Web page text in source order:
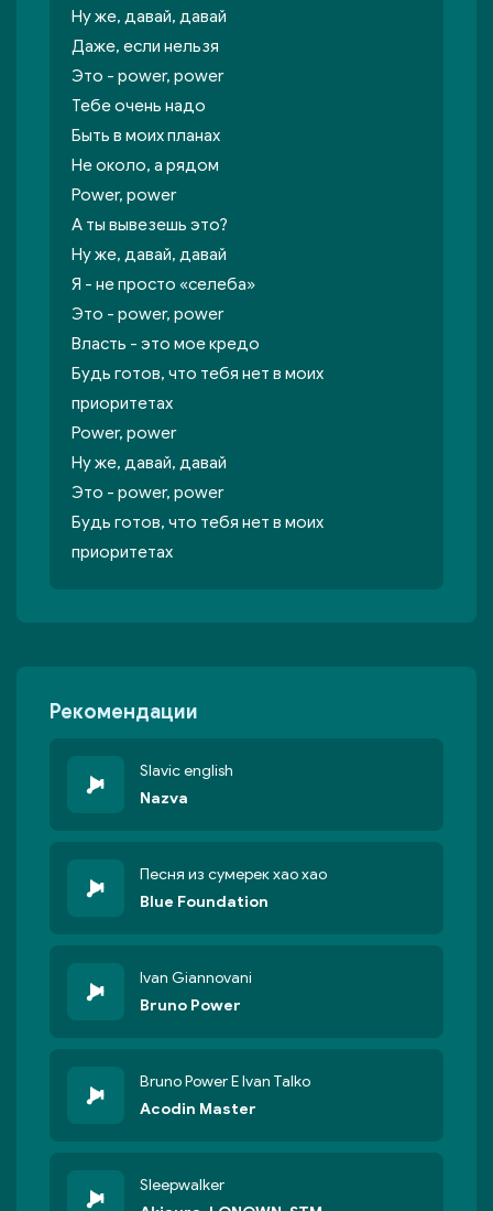
Ну же, давай, давай
Даже, если нельзя
Это - power, power
Тебе очень надо
Быть в моих планах
Не около, а рядом
Power, power
А ты вывезешь это?
Ну же, давай, давай
Я - не просто «селеба»
Это - power, power
Власть - это мое кредо
Будь готов, что тебя нет в моих
приоритетах
Power, power
Ну же, давай, давай
Это - power, power
Будь готов, что тебя нет в моих
приоритетах
Рекомендации
Slavic english
Nazva
Песня из сумерек хао хао
Blue Foundation
Ivan Giannovani
Bruno Power
Bruno Power E Ivan Talko
Acodin Master
Sleepwalker